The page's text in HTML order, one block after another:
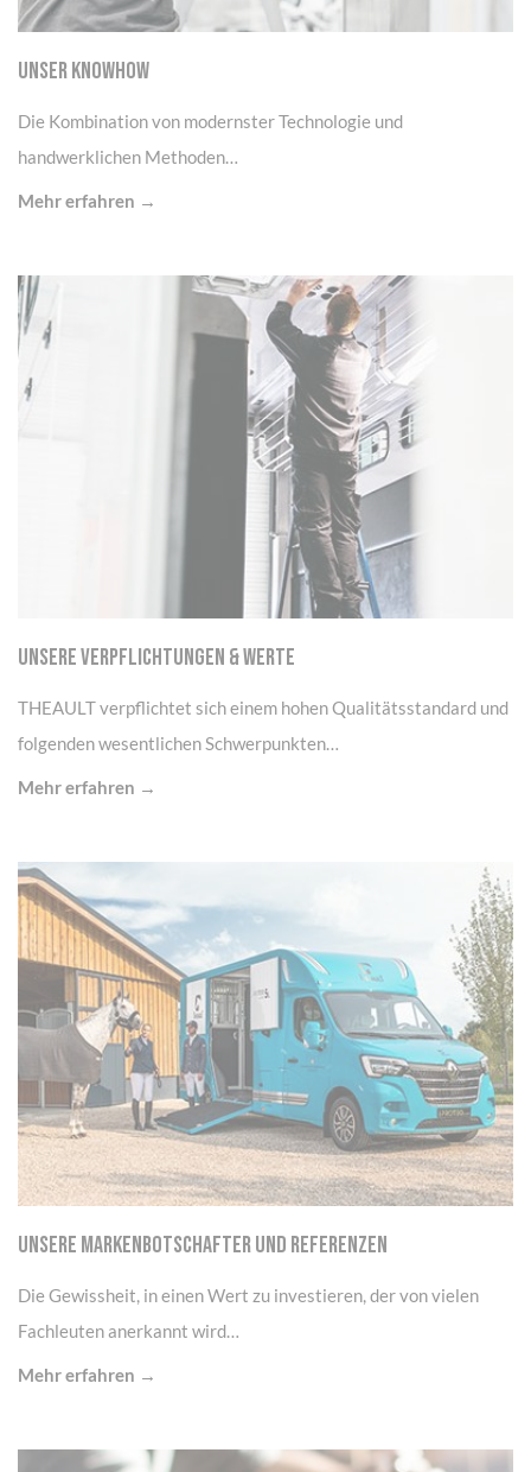
UNSER KNOWHOW
Die Kombination von modernster Technologie und
handwerklichen Methoden…
Mehr erfahren →
UNSERE VERPFLICHTUNGEN & WERTE
THEAULT verpflichtet sich einem hohen Qualitätsstandard und
folgenden wesentlichen Schwerpunkten…
Mehr erfahren →
UNSERE MARKENBOTSCHAFTER UND REFERENZEN
Die Gewissheit, in einen Wert zu investieren, der von vielen
Fachleuten anerkannt wird…
Mehr erfahren →